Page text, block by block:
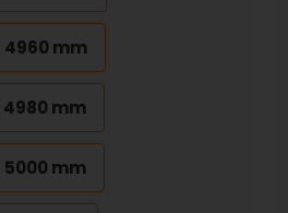
4960 mm
4980 mm
5000 mm